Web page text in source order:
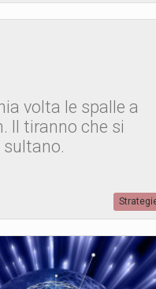
volta le spalle a
Il tiranno che si
sultano.